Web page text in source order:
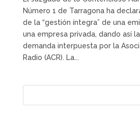
Número 1 de Tarragona ha
de la “gestión íntegra” de una
una empresa privada, dando así
demanda interpuesta por la
Radio (ACR). La...